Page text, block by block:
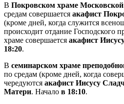
В Покровском храме
средам совершается акафист
(кроме дней, когда служится
происходит отдание Господского
храме совершается акафист
18:20.
В семинарском храме
по средам (кроме дней, когда
чередуются акафист Иисусу
Матери. Начало в 18:10.